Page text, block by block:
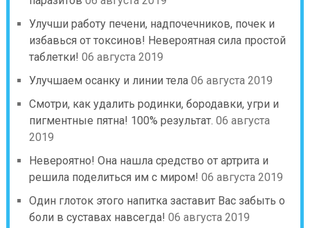
Улучши работу печени, надпочечников, почек и
избавься от токсинов! Невероятная сила простой
таблетки! 06 августа 2019
Улучшаем осанку и линии тела 06 августа 2019
Смотри, как удалить родинки, бородавки, угри и
пигментные пятна! 100% результат. 06 августа
2019
Невероятно! Она нашла средство от артрита и
решила поделиться им с миром! 06 августа 2019
Один глоток этого напитка заставит Вас забыть о
боли в суставах навсегда! 06 августа 2019